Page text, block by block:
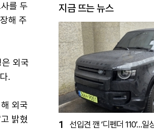
를 두
해 주
외국
.
외국
밝혔
지금 뜨는 뉴스
1
선입견 깬 ‘디펜더 110’…일